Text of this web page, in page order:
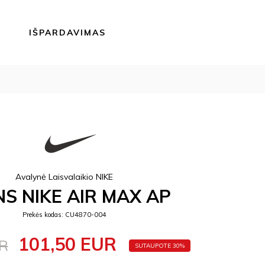
IŠPARDAVIMAS
Avalynė Laisvalaikio NIKE
NIKE AIR MAX AP
Prekės kodas: CU4870-004
101,50 EUR SUTAUPOTE 30%